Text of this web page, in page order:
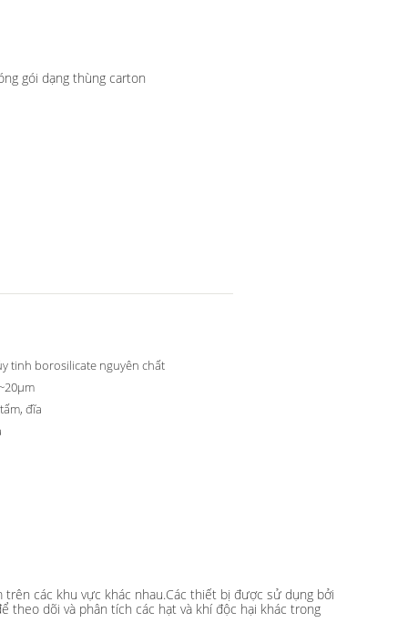
gói dạng thùng carton
tinh borosilicate nguyên chất
đĩa
các khu vực khác nhau.Các thiết bị được sử dụng bởi
theo dõi và phân tích các hạt và khí độc hại khác trong